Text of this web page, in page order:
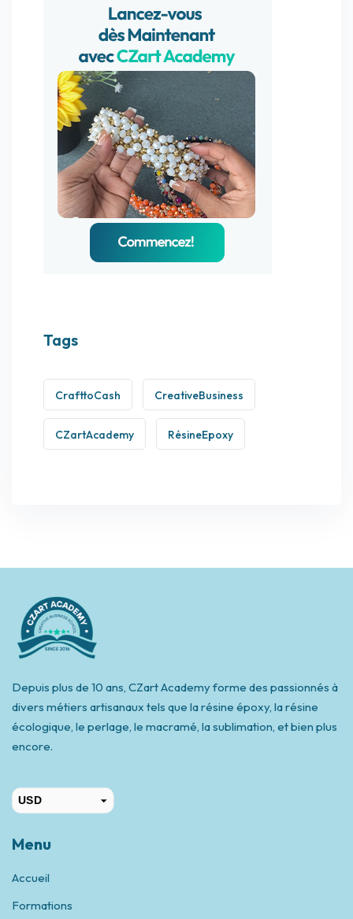
Tags
CrafttoCash CreativeBusiness
CZartAcademy RésineEpoxy
Depuis plus de 10 ans, CZart Academy forme des passionnés à
divers métiers artisanaux tels que la résine époxy, la résine
écologique, le perlage, le macramé, la sublimation, et bien plus
encore.
USD
Menu
Accueil
Formations